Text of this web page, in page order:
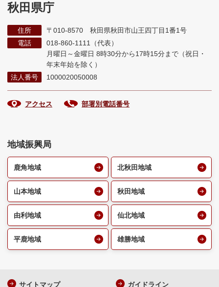
秋田県庁
住所
〒010-8570 秋田県秋田市山王四丁目1番1号
電話
018-860-1111（代表）
月曜日～金曜日 8時30分から17時15分まで （祝日・
年末年始を除く）
法人番号
1000020050008
アクセス 部署別電話番号
地域振興局
鹿角地域 北秋田地域
山本地域 秋田地域
由利地域 仙北地域
平鹿地域 雄勝地域
サイトマップ ガイドライン